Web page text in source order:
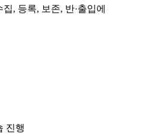
집, 등록, 보존, 반·출입에
진행